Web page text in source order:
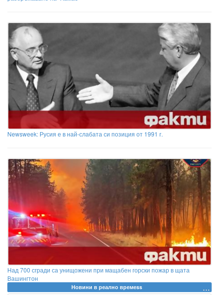
Newsweek: Русия е в най-слабата си позиция от 1991 г.
Над 700 сгради са унищожени при мащабен горски пожар в щата
Вашингтон
Новини в реално времеss